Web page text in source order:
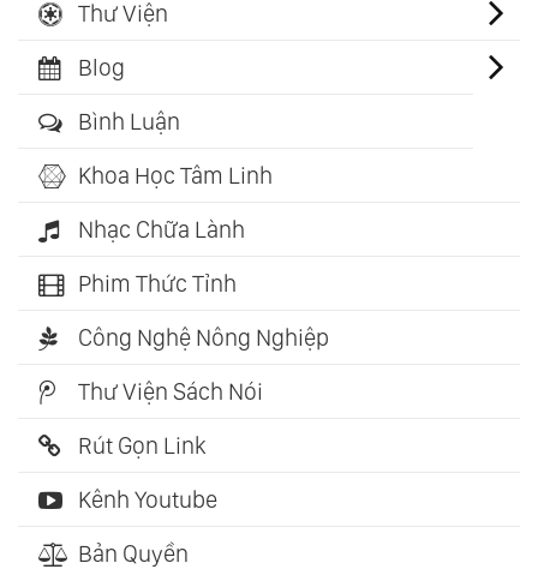
Thư Viện
Blog
Bình Luận
Khoa Học Tâm Linh
Nhạc Chữa Lành
Phim Thức Tỉnh
Công Nghệ Nông Nghiệp
Thư Viện Sách Nói
Rút Gọn Link
Kênh Youtube
Bản Quyền